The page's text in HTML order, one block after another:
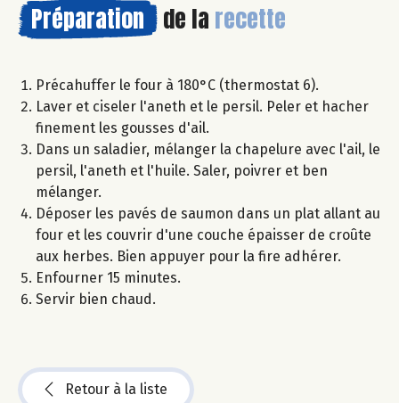
Préparation de la recette
Précahuffer le four à 180°C (thermostat 6).
Laver et ciseler l'aneth et le persil. Peler et hacher
finement les gousses d'ail.
Dans un saladier, mélanger la chapelure avec l'ail, le
persil, l'aneth et l'huile. Saler, poivrer et ben
mélanger.
Déposer les pavés de saumon dans un plat allant au
four et les couvrir d'une couche épaisser de croûte
aux herbes. Bien appuyer pour la fire adhérer.
Enfourner 15 minutes.
Servir bien chaud.
Retour à la liste